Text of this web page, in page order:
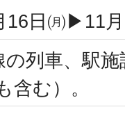
16日㈪▶11
列車、駅
含む）。